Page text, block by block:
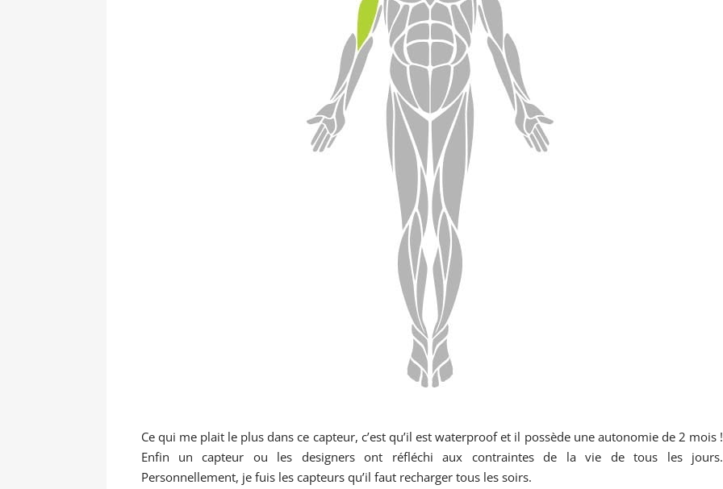
Ce qui me plait le plus dans ce capteur, c’est qu’il est waterproof et il possède une autonomie de 2 mois !
Enfin un capteur ou les designers ont réfléchi aux contraintes de la vie de tous les jours.
Personnellement, je fuis les capteurs qu’il faut recharger tous les soirs.